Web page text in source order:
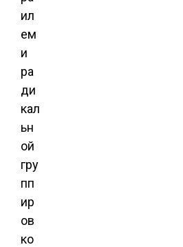
ил
ем
и
ра
ди
кал
ьн
ой
гру
пп
ир
ов
ко